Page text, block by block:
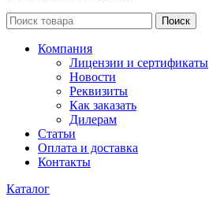
Поиск
Компания
Лицензии и сертификаты
Новости
Реквизиты
Как заказать
Дилерам
Статьи
Оплата и доставка
Контакты
Каталог